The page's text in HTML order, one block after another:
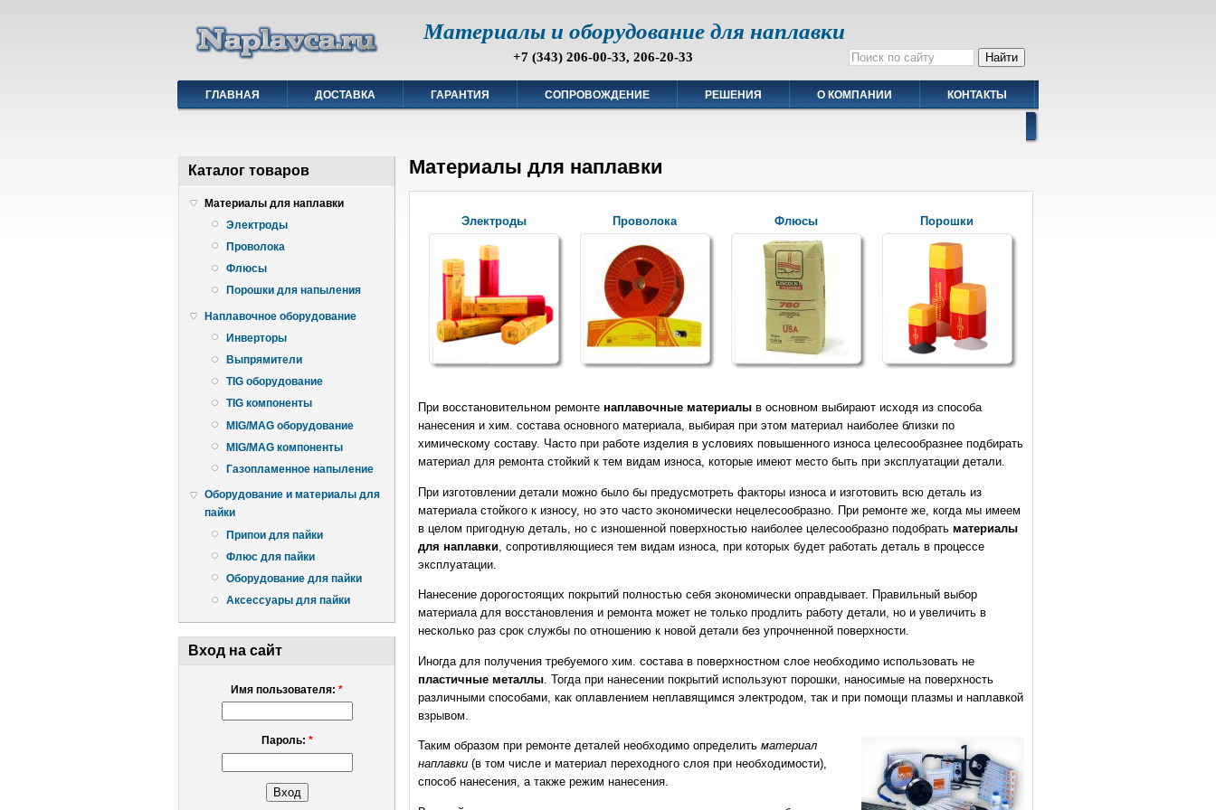
Материалы и оборудование для наплавки
+7 (343) 206-00-33, 206-20-33
ГЛАВНАЯ ДОСТАВКА ГАРАНТИЯ СОПРОВОЖДЕНИЕ РЕШЕНИЯ О КОМПАНИИ КОНТАКТЫ
Каталог товаров
Материалы для наплавки
Электроды
Проволока
Флюсы
Порошки для напыления
Наплавочное оборудование
Инверторы
Выпрямители
TIG оборудование
TIG компоненты
MIG/MAG оборудование
MIG/MAG компоненты
Газопламенное напыление
Оборудование и материалы для
пайки
Припои для пайки
Флюс для пайки
Оборудование для пайки
Аксессуары для пайки
Вход на сайт
Имя пользователя: *
Пароль: *
Материалы для наплавки
Электроды Проволока Флюсы Порошки
При восстановительном ремонте наплавочные материалы в основном выбирают исходя из способа
нанесения и хим. состава основного материала, выбирая при этом материал наиболее близки по
химическому составу. Часто при работе изделия в условиях повышенного износа целесообразнее подбирать
материал для ремонта стойкий к тем видам износа, которые имеют место быть при эксплуатации детали.
При изготовлении детали можно было бы предусмотреть факторы износа и изготовить всю деталь из
материала стойкого к износу, но это часто экономически нецелесообразно. При ремонте же, когда мы имеем
в целом пригодную деталь, но с изношенной поверхностью наиболее целесообразно подобрать материалы
для наплавки , сопротивляющиеся тем видам износа, при которых будет работать деталь в процессе
эксплуатации.
Нанесение дорогостоящих покрытий полностью себя экономически оправдывает. Правильный выбор
материала для восстановления и ремонта может не только продлить работу детали, но и увеличить в
несколько раз срок службы по отношению к новой детали без упрочненной поверхности.
Иногда для получения требуемого хим. состава в поверхностном слое необходимо использовать не
пластичные металлы . Тогда при нанесении покрытий используют порошки, наносимые на поверхность
различными способами, как оплавлением неплавящимся электродом, так и при помощи плазмы и наплавкой
взрывом.
Таким образом при ремонте деталей необходимо определить материал
наплавки (в том числе и материал переходного слоя при необходимости),
способ нанесения, а также режим нанесения.